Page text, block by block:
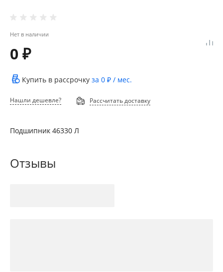
Нет в наличии
0 ₽
Купить в рассрочку за 0 ₽ / мес.
Нашли дешевле? Рассчитать доставку
Подшипник 46330 Л
Отзывы